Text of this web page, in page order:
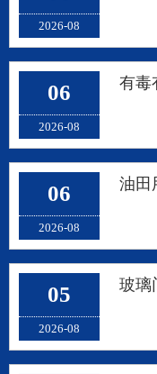
2026-08
06
2026-08
06
2026-08
05
2026-08